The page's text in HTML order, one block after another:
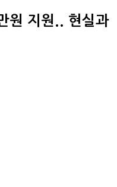
원 지원.. 현실과